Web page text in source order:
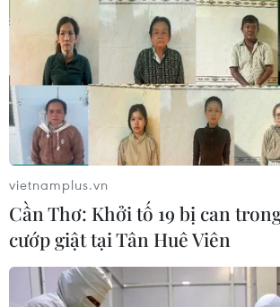
vietnamplus.vn
Cần Thơ: Khởi tố 19 bị can
cướp giật tại Tân Huê Viên